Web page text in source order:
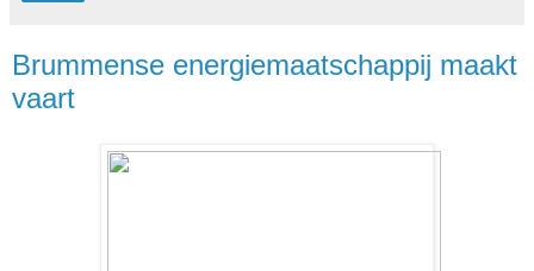
Brummense energiemaatschappij maakt
vaart